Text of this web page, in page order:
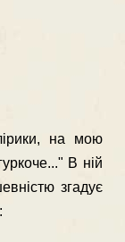
на мою
В ній
згадує